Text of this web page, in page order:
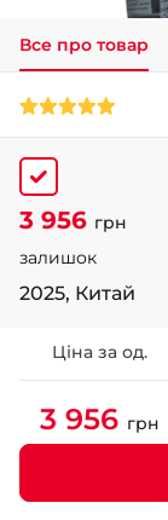
Все про товар
3 956 грн
залишок
2025, Китай
Ціна за од.
3 956 грн